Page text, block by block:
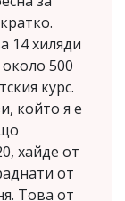
14 хиляди
500
курс.
който я е
хайде от
от
Това от